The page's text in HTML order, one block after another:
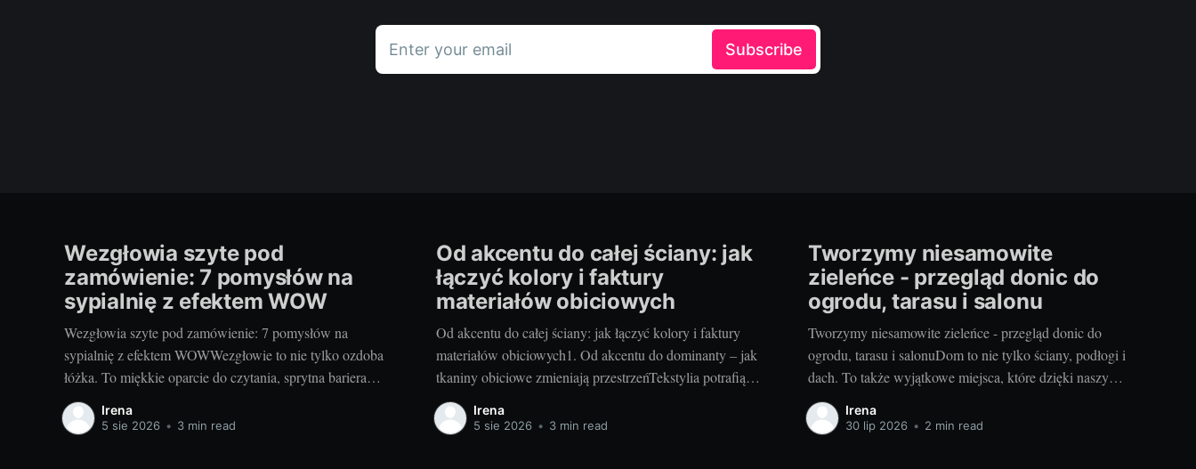
Enter your email Subscribe
Wezgłowia szyte pod
zamówienie: 7 pomysłów na
sypialnię z efektem WOW
Wezgłowia szyte pod zamówienie: 7 pomysłów na
sypialnię z efektem WOWWezgłowie to nie tylko ozdoba
łóżka. To miękkie oparcie do czytania, sprytna bariera
akustyczna i najprostszy sposób na nadanie sypialni
charakteru. Projektując je na zamówienie, decydujesz o
Irena
5 sie 2026 • 3 min read
Od akcentu do całej ściany: jak
łączyć kolory i faktury
materiałów obiciowych
Od akcentu do całej ściany: jak łączyć kolory i faktury
materiałów obiciowych1. Od akcentu do dominanty – jak
tkaniny obiciowe zmieniają przestrzeńTekstylia potrafią
odmienić wnętrze szybciej niż generalny remont. Mały
panel za łóżkiem, zagłówek w pokoju dziecka czy
Irena
5 sie 2026 • 3 min read
Tworzymy niesamowite
zieleńce - przegląd donic do
ogrodu, tarasu i salonu
Tworzymy niesamowite zieleńce - przegląd donic do
ogrodu, tarasu i salonuDom to nie tylko ściany, podłogi i
dach. To także wyjątkowe miejsca, które dzięki naszym
działaniom nabrały charakteru i stały się naszą oazą
spokoju. Ogrody, tarasy czy salon, marzą się o zieleni,
Irena
30 lip 2026 • 2 min read